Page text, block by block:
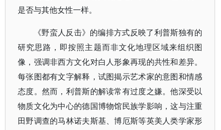
是否与其他女性一样。
《野蛮人反击》的编排方式反映了利普斯独有的
研究思路，即按照主题而非文化地理区域来组织图
像，强调非西方文化对白人形象再现的共性和差异。
每张图都有文字解释，试图揭示艺术家的意图和情感
态度。然而，利普斯的解读常有过度之嫌。他深受以
物质文化为中心的德国博物馆民族学影响，这与注重
田野调查的马林诺夫斯基、博厄斯等英美人类学家形